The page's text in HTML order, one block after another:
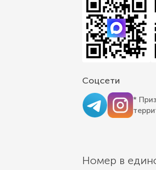
Соцсети
*
Номер в